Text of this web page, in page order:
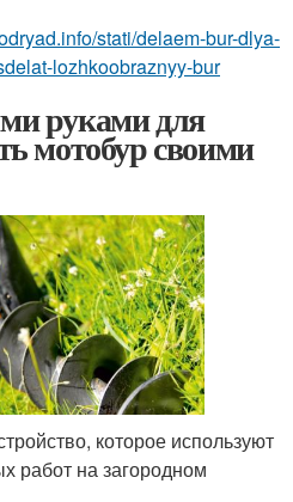
stati/delaem-bur-dlya-
lozhkoobraznyy-bur
руками для
мотобур своими
которое используют
работ на загородном